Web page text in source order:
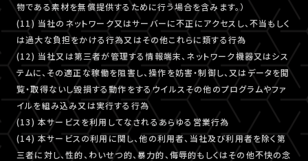
物である素材を無償提供するために行う場合を含みます。）
(11) 当社のネットワーク又はサーバーに不正にアクセスし、不当もしく
は過大な負担をかける行為又はその他これらに類する行為
(12) 当社又は第三者が管理する情報端末、ネットワーク機器又はシス
テムに、その適正な稼働を阻害し、操作を妨害・制御し、又はデータを閲
覧・取得ないし毀損する動作をするウイルスその他のプログラムやファ
イルを組み込み又は実行する行為
(13) 本サービスを利用してなされるあらゆる営業行為
(14) 本サービスの利用に関し、他の利用者、当社及び利用者を除く第
三者に対し、性的、わいせつ的、暴力的、侮辱的もしくはその他不快の念